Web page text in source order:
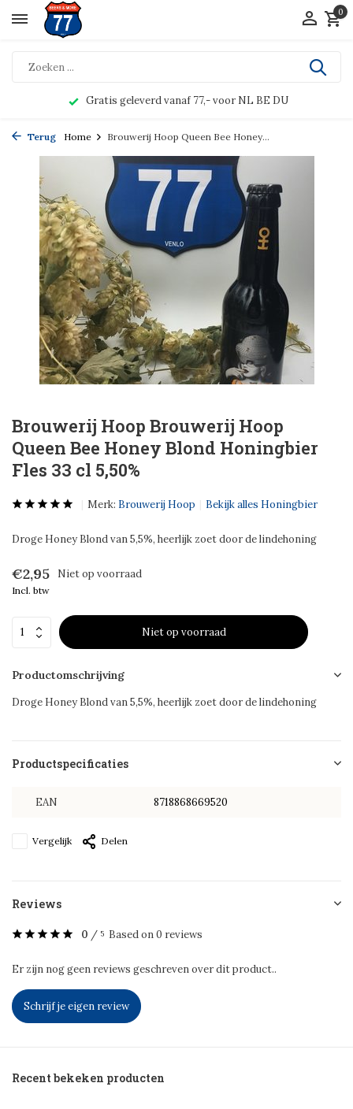
0
Gratis geleverd vanaf 77,- voor NL BE DU
Terug Home Brouwerij Hoop Queen Bee Honey...
Brouwerij Hoop Brouwerij Hoop
Queen Bee Honey Blond Honingbier
Fles 33 cl 5,50%
Merk: Brouwerij Hoop Bekijk alles Honingbier
Droge Honey Blond van 5,5%, heerlijk zoet door de lindehoning
€2,95 Niet op voorraad
Incl. btw
Niet op voorraad
Productomschrijving
Droge Honey Blond van 5,5%, heerlijk zoet door de lindehoning
Productspecificaties
EAN 8718868669520
Vergelijk Delen
Reviews
0 / 5 Based on 0 reviews
Er zijn nog geen reviews geschreven over dit product..
Schrijf je eigen review
Recent bekeken producten